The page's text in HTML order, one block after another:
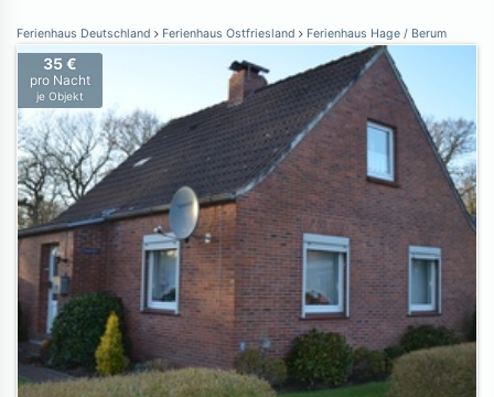
Ferienhaus Deutschland Ferienhaus Ostfriesland Ferienhaus Hage / Berum
35 €
pro Nacht
je Objekt